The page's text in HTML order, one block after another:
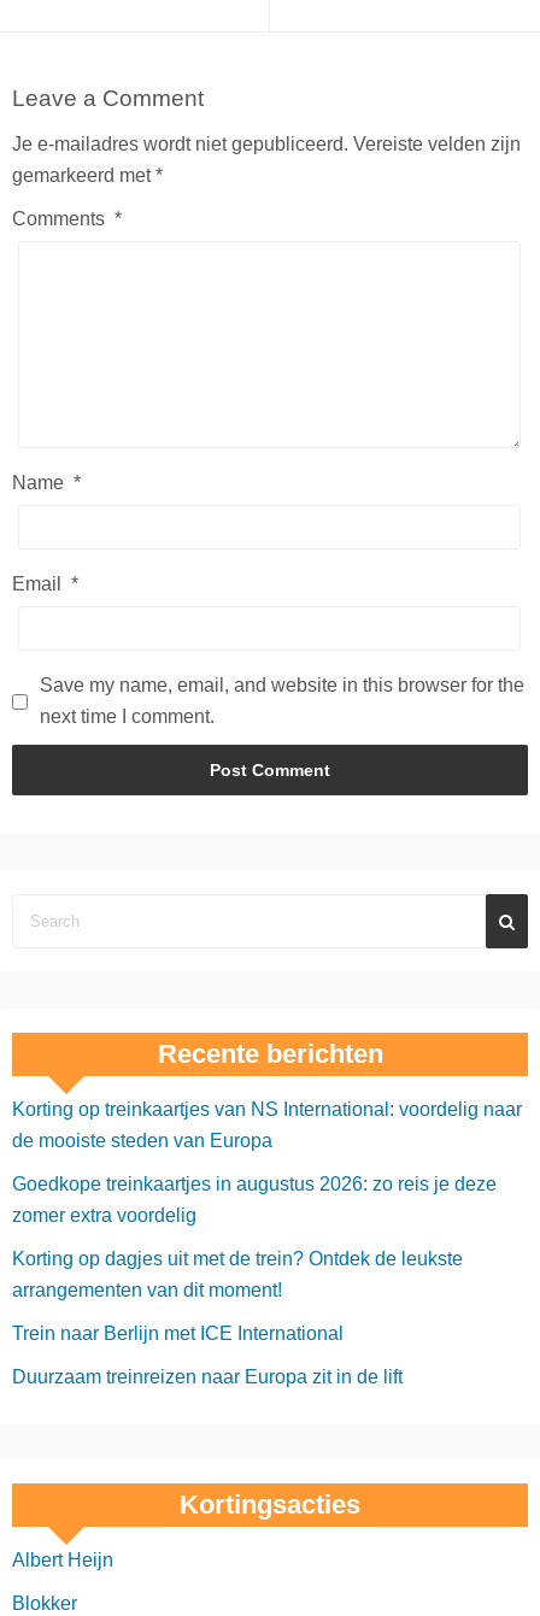
Leave a Comment
Je e-mailadres wordt niet gepubliceerd. Vereiste velden zijn
gemarkeerd met*
Comments *
Name *
Email *
Save my name, email, and website in this browser for the
next time I comment.
Recente berichten
Korting op treinkaartjes van NS International: voordelig naar
de mooiste steden van Europa
Goedkope treinkaartjes in augustus 2026: zo reis je deze
zomer extra voordelig
Korting op dagjes uit met de trein? Ontdek de leukste
arrangementen van dit moment!
Trein naar Berlijn met ICE International
Duurzaam treinreizen naar Europa zit in de lift
Kortingsacties
Albert Heijn
Blokker